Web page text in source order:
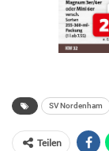
SV Nordenham
Teilen